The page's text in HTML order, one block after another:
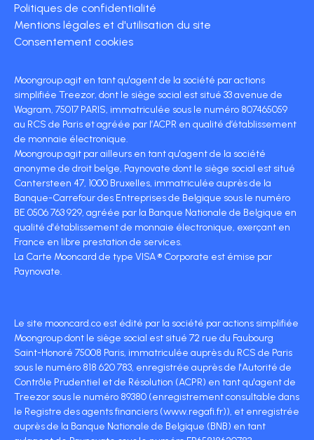
Politiques de confidentialité
Mentions légales et d'utilisation du site
Consentement cookies
Moongroup agit en tant qu'agent de la société par actions
simplifiée Treezor, dont le siège social est situé 33 avenue de
Wagram, 75017 PARIS, immatriculée sous le numéro 807465059
au RCS de Paris et agréée par l’ACPR en qualité d’établissement
de monnaie électronique.
Moongroup agit par ailleurs en tant qu'agent de la société
anonyme de droit belge, Paynovate dont le siège social est situé
Cantersteen 47, 1000 Bruxelles, immatriculée auprès de la
Banque-Carrefour des Entreprises de Belgique sous le numéro
BE 0506 763 929, agréée par la Banque Nationale de Belgique en
qualité d'établissement de monnaie électronique, exerçant en
France en libre prestation de services.
La Carte Mooncard de type VISA ® Corporate est émise par
Paynovate.
Le site mooncard.co est édité par la société par actions simplifiée
Moongroup dont le siège social est situé 72 rue du Faubourg
Saint-Honoré 75008 Paris, immatriculée auprès du RCS de Paris
sous le numéro 818 620 783, enregistrée auprès de l'Autorité de
Contrôle Prudentiel et de Résolution (ACPR) en tant qu'agent de
Treezor sous le numéro 89380 (enregistrement consultable dans
le Registre des agents financiers (www.regafi.fr)), et enregistrée
auprès de la Banque Nationale de Belgique (BNB) en tant